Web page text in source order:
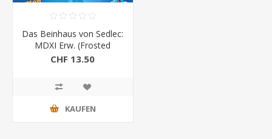
Das Beinhaus von Sedlec:
MDXI Erw. (Frosted
Games)
CHF 13.50
KAUFEN